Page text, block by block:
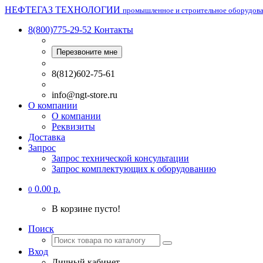
НЕФТЕГАЗ ТЕХНОЛОГИИ промышленное и строительное
8(800)775-29-52 Контакты
Перезвоните мне
8(812)602-75-61
info@ngt-store.ru
О компании
О компании
Реквизиты
Доставка
Запрос
Запрос технической консультации
Запрос комплектующих к оборудованию
0 0.00 р.
В корзине пусто!
Поиск
Вход